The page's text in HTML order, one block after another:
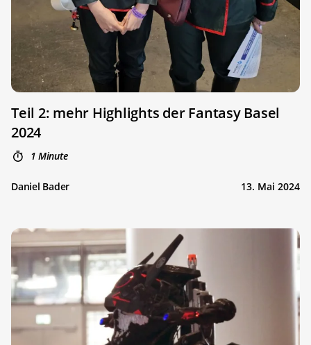
Teil 2: mehr Highlights der Fantasy Basel
2024
1 Minute
Daniel Bader 13. Mai 2024